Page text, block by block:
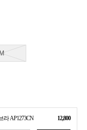
M
라 AP1273CN 12,800